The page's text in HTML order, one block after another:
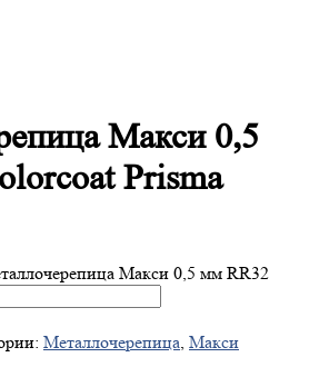
Макси 0,5
Prisma
Макси 0,5 мм RR32
Металлочерепица, Макси